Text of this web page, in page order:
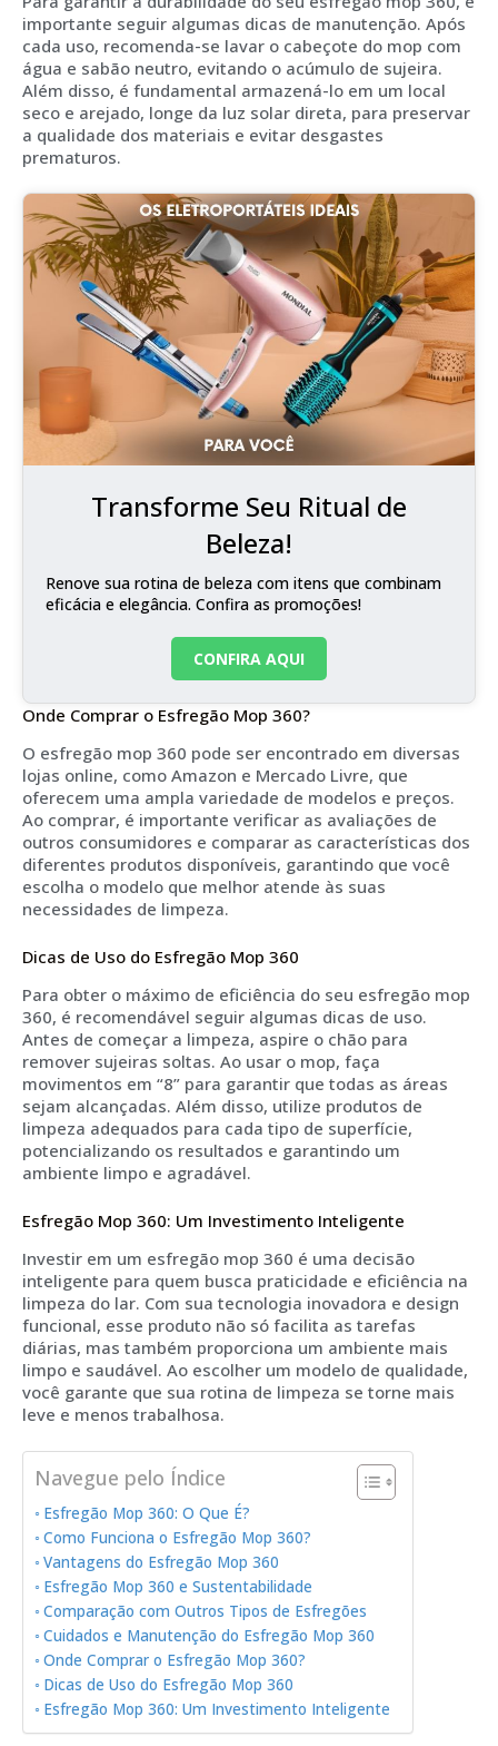
importante seguir algumas dicas de manutenção. Após
cada uso, recomenda-se lavar o cabeçote do mop com
água e sabão neutro, evitando o acúmulo de sujeira.
Além disso, é fundamental armazená-lo em um local
seco e arejado, longe da luz solar direta, para preservar
a qualidade dos materiais e evitar desgastes
prematuros.
Transforme Seu Ritual de
Beleza!
Renove sua rotina de beleza com itens que combinam
eficácia e elegância. Confira as promoções!
CONFIRA AQUI
Onde Comprar o Esfregão Mop 360?
O esfregão mop 360 pode ser encontrado em diversas
lojas online, como Amazon e Mercado Livre, que
oferecem uma ampla variedade de modelos e preços.
Ao comprar, é importante verificar as avaliações de
outros consumidores e comparar as características dos
diferentes produtos disponíveis, garantindo que você
escolha o modelo que melhor atende às suas
necessidades de limpeza.
Dicas de Uso do Esfregão Mop 360
Para obter o máximo de eficiência do seu esfregão mop
360, é recomendável seguir algumas dicas de uso.
Antes de começar a limpeza, aspire o chão para
remover sujeiras soltas. Ao usar o mop, faça
movimentos em “8” para garantir que todas as áreas
sejam alcançadas. Além disso, utilize produtos de
limpeza adequados para cada tipo de superfície,
potencializando os resultados e garantindo um
ambiente limpo e agradável.
Esfregão Mop 360: Um Investimento Inteligente
Investir em um esfregão mop 360 é uma decisão
inteligente para quem busca praticidade e eficiência na
limpeza do lar. Com sua tecnologia inovadora e design
funcional, esse produto não só facilita as tarefas
diárias, mas também proporciona um ambiente mais
limpo e saudável. Ao escolher um modelo de qualidade,
você garante que sua rotina de limpeza se torne mais
leve e menos trabalhosa.
Navegue pelo Índice
Esfregão Mop 360: O Que É?
Como Funciona o Esfregão Mop 360?
Vantagens do Esfregão Mop 360
Esfregão Mop 360 e Sustentabilidade
Comparação com Outros Tipos de Esfregões
Cuidados e Manutenção do Esfregão Mop 360
Onde Comprar o Esfregão Mop 360?
Dicas de Uso do Esfregão Mop 360
Esfregão Mop 360: Um Investimento Inteligente